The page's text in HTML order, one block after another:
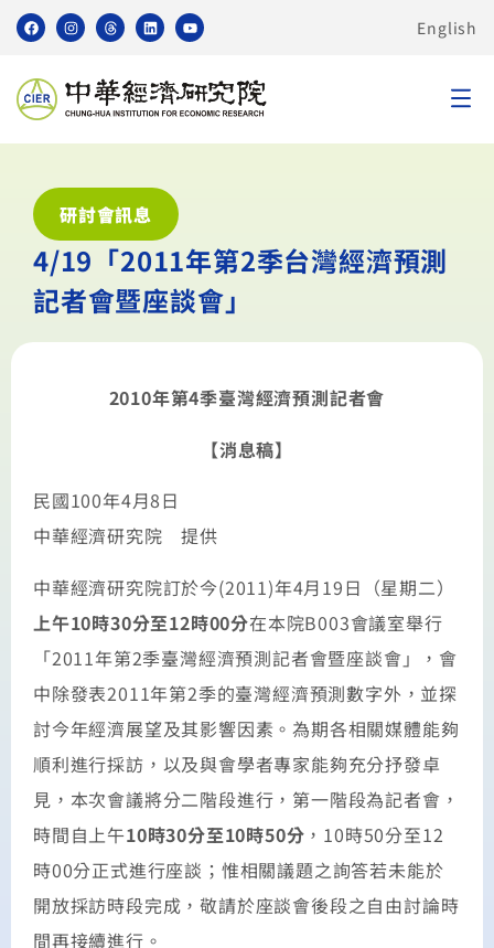
English
研討會訊息
4/19「2011年第2季台灣經濟預測
記者會暨座談會」
2010年第4季臺灣經濟預測記者會
【消息稿】
民國100年4月8日
中華經濟研究院 提供
中華經濟研究院訂於今(2011)年4月19日（星期二）
上午10時30分至12時00分在本院B003會議室舉行
「2011年第2季臺灣經濟預測記者會暨座談會」，會
中除發表2011年第2季的臺灣經濟預測數字外，並探
討今年經濟展望及其影響因素。為期各相關媒體能夠
順利進行採訪，以及與會學者專家能夠充分抒發卓
見，本次會議將分二階段進行，第一階段為記者會，
時間自上午10時30分至10時50分 ，10時50分至12
時00分正式進行座談；惟相關議題之詢答若未能於
開放採訪時段完成，敬請於座談會後段之自由討論時
間再接續進行。